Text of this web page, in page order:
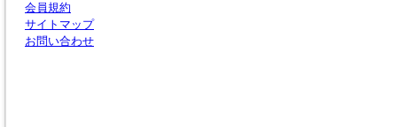
会員規約
サイトマップ
お問い合わせ